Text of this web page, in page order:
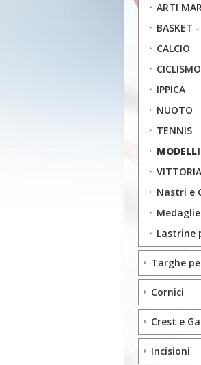
ARTI
BASKET
CALCIO
CICLISMO
IPPICA
NUOTO
TENNIS
VITTORIA
Nastri e
Lastrine
Targhe
Cornici
Crest e
Incisioni